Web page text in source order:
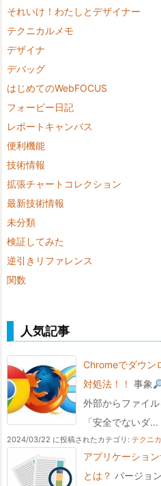
それいけ！わたしとデザイナー
テクニカルメモ
デザイナ
デバッグ
はじめてのWebFOCUS
フォービー日記
レポートキャンバス
便利機能
技術情報
拡張チャートコレクション
最新技術情報
未分類
検証してみた
逆引きリファレンス
関数
人気記事
Chromeでダウン
対処法！！ 事象
外部からファイ
「安全でないダ...
2024/03/22 に投稿されたカテゴリ: テクニ
アプリケーショ
とは？ バージョ